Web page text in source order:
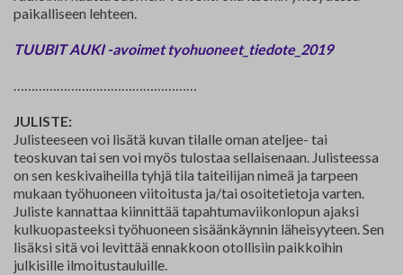
paikalliseen lehteen.
TUUBIT AUKI -avoimet tyohuoneet_tiedote_2019
……………………………………………
JULISTE:
Julisteeseen voi lisätä kuvan tilalle oman ateljee- tai
teoskuvan tai sen voi myös tulostaa sellaisenaan. Julisteessa
on sen keskivaiheilla tyhjä tila taiteilijan nimeä ja tarpeen
mukaan työhuoneen viitoitusta ja/tai osoitetietoja varten.
Juliste kannattaa kiinnittää tapahtumaviikonlopun ajaksi
kulkuopasteeksi työhuoneen sisäänkäynnin läheisyyteen. Sen
lisäksi sitä voi levittää ennakkoon otollisiin paikkoihin
julkisille ilmoitustauluille.